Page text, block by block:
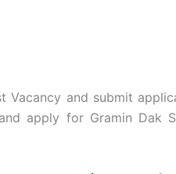
Vacancy and submit
apply for Gramin Dak